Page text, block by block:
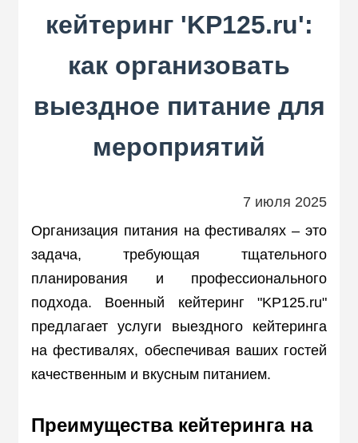
кейтеринг 'KP125.ru':
как организовать
выездное питание для
мероприятий
7 июля 2025
Организация питания на фестивалях – это
задача, требующая тщательного
планирования и профессионального
подхода. Военный кейтеринг "KP125.ru"
предлагает услуги выездного кейтеринга
на фестивалях, обеспечивая ваших гостей
качественным и вкусным питанием.
Преимущества кейтеринга на